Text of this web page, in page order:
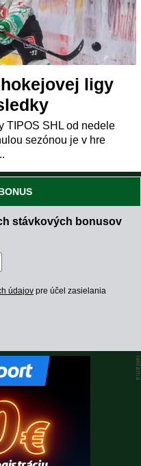
ligy
TIPOS SHL od nedele
sezónou je v hre
stávkových bonusov
údajov pre účel zasielania